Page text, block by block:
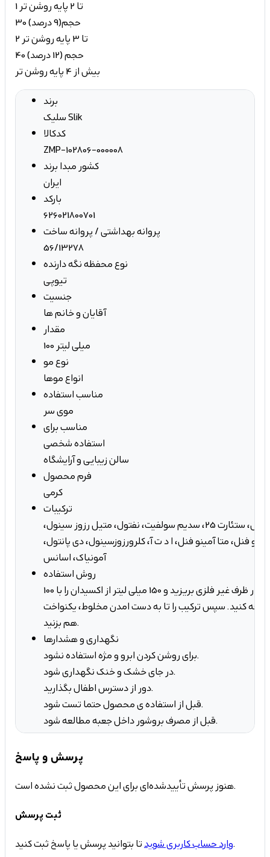
1 تا 2 پایه روشن تر
30 حجم(9 درصد)
2 تا 3 پایه روشن تر
40 حجم (12 درصد)
بیش از 4 پایه روشن تر
برند
سلیک Slik
کدکالا
ZMP-102806-000008
کشور مبدا برند
ایران
بارکد
626021800701
پروانه بهداشتی / پروانه ساخت
56/13278
نوع محفظه نگه دارنده
تیوپی
جنسیت
آقایان و خانم ها
مقدار
100 میلی لیتر
نوع مو
انواع موها
مناسب استفاده
موی سر
مناسب برای
استفاده شخصی
سالن زیبایی و آرایشگاه
فرم محصول
کرمی
ترکیبات
نرم کننده، ستیل الکل، ستئارت 25، سدیم سولفیت، نفتول، متیل رزوز سینول،
فنل، متا آمینو فنل، ا د ت آ، کلرورزوزسینول، دی پانتول،
آمونیاک، اسانس
روش استفاده
100 میلی لیتر از رنگ مو را در ظرف غیر فلزی بریزید و 150 میلی لیتر از اکسیدان را با
کنید. سپس ترکیب را تا به دست امدن مخلوط، یکنواخت
هم بزنید.
نگهداری و هشدارها
برای روشن کردن ابرو و مژه استفاده نشود.
در جای خشک و خنک نگهداری شود.
دور از دسترس اطفال بگذارید.
قبل از استفاده ی محصول حتما تست شود.
قبل از مصرف بروشور داخل جعبه مطالعه شود.
پرسش و پاسخ
هنوز پرسش تأییدشده‌ای برای این محصول ثبت نشده است.
ثبت پرسش
وارد حساب کاربری شویدتا بتوانید پرسش یا پاسخ ثبت کنید.